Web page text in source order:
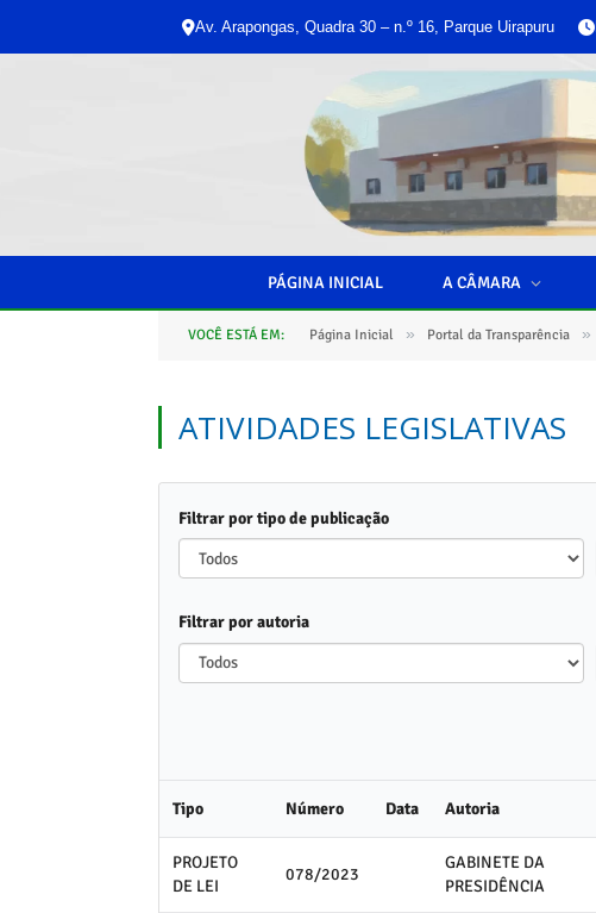
Av. Arapongas, Quadra 30 – n.º 16, Parque Uirapuru
PÁGINA INICIAL A CÂMARA
VOCÊ ESTÁ EM: Página Inicial » Portal da Transparência »
ATIVIDADES LEGISLATIVAS
Filtrar por tipo de publicação
Todos
Filtrar por autoria
Todos
Tipo Número Data Autoria
PROJETO
DE LEI
078/2023
GABINETE DA
PRESIDÊNCIA